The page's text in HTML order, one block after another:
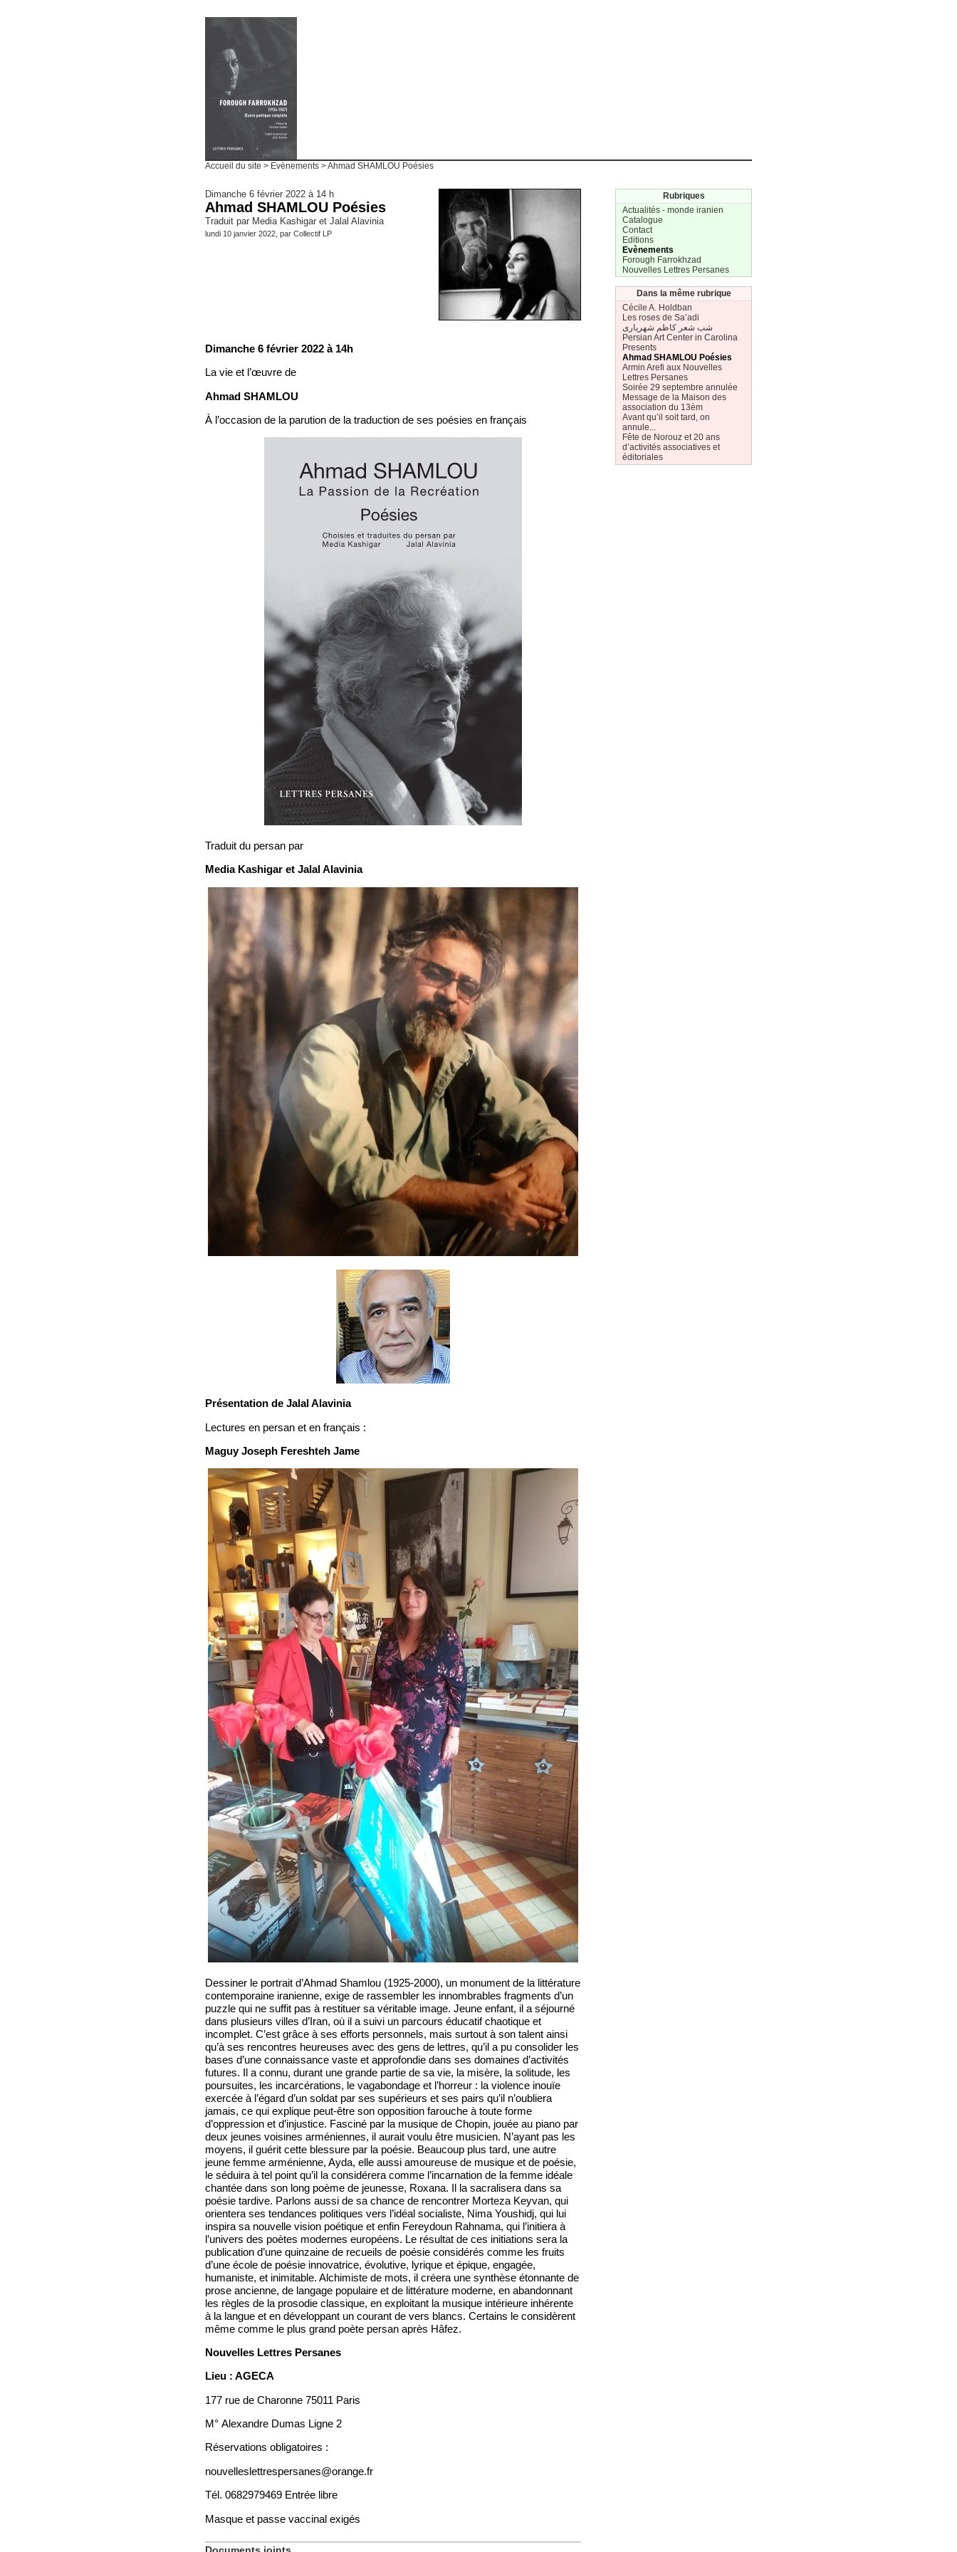
Accueil du site > Evènements > Ahmad SHAMLOU Poésies
Dimanche 6 février 2022 à 14 h
Ahmad SHAMLOU Poésies
Traduit par Media Kashigar et Jalal Alavinia
lundi 10 janvier 2022, par Collectif LP
Dimanche 6 février 2022 à 14h
La vie et l’œuvre de
Ahmad SHAMLOU
À l’occasion de la parution de la traduction de ses poésies en français
Traduit du persan par
Media Kashigar et Jalal Alavinia
Présentation de Jalal Alavinia
Lectures en persan et en français :
Maguy Joseph Fereshteh Jame
Dessiner le portrait d’Ahmad Shamlou (1925-2000), un monument de la littérature
contemporaine iranienne, exige de rassembler les innombrables fragments d’un
puzzle qui ne suffit pas à restituer sa véritable image. Jeune enfant, il a séjourné
dans plusieurs villes d’Iran, où il a suivi un parcours éducatif chaotique et
incomplet. C’est grâce à ses efforts personnels, mais surtout à son talent ainsi
qu’à ses rencontres heureuses avec des gens de lettres, qu’il a pu consolider les
bases d’une connaissance vaste et approfondie dans ses domaines d’activités
futures. Il a connu, durant une grande partie de sa vie, la misère, la solitude, les
poursuites, les incarcérations, le vagabondage et l’horreur : la violence inouïe
exercée à l’égard d’un soldat par ses supérieurs et ses pairs qu’il n’oubliera
jamais, ce qui explique peut-être son opposition farouche à toute forme
d’oppression et d’injustice. Fasciné par la musique de Chopin, jouée au piano par
deux jeunes voisines arméniennes, il aurait voulu être musicien. N’ayant pas les
moyens, il guérit cette blessure par la poésie. Beaucoup plus tard, une autre
jeune femme arménienne, Ayda, elle aussi amoureuse de musique et de poésie,
le séduira à tel point qu’il la considérera comme l’incarnation de la femme idéale
chantée dans son long poème de jeunesse, Roxana. Il la sacralisera dans sa
poésie tardive. Parlons aussi de sa chance de rencontrer Morteza Keyvan, qui
orientera ses tendances politiques vers l’idéal socialiste, Nima Youshidj, qui lui
inspira sa nouvelle vision poétique et enfin Fereydoun Rahnama, qui l’initiera à
l’univers des poètes modernes européens. Le résultat de ces initiations sera la
publication d’une quinzaine de recueils de poésie considérés comme les fruits
d’une école de poésie innovatrice, évolutive, lyrique et épique, engagée,
humaniste, et inimitable. Alchimiste de mots, il créera une synthèse étonnante de
prose ancienne, de langage populaire et de littérature moderne, en abandonnant
les règles de la prosodie classique, en exploitant la musique intérieure inhérente
à la langue et en développant un courant de vers blancs. Certains le considèrent
même comme le plus grand poète persan après Hâfez.
Nouvelles Lettres Persanes
Lieu : AGECA
177 rue de Charonne 75011 Paris
M° Alexandre Dumas Ligne 2
Réservations obligatoires :
nouvelleslettrespersanes@orange.fr
Tél. 0682979469 Entrée libre
Masque et passe vaccinal exigés
Rubriques
Actualités - monde iranien
Catalogue
Contact
Editions
Evènements
Forough Farrokhzad
Nouvelles Lettres Persanes
Dans la même rubrique
Cécile A. Holdban
Les roses de Sa’adi
شب شعر کاظم شهریاری
Persian Art Center in Carolina
Presents
Ahmad SHAMLOU Poésies
Armin Arefi aux Nouvelles
Lettres Persanes
Soirée 29 septembre annulée
Message de la Maison des
association du 13èm
Avant qu’il soit tard, on
annule...
Fête de Norouz et 20 ans
d’activités associatives et
éditoriales